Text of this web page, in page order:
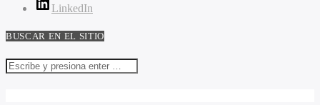
LinkedIn
BUSCAR EN EL SITIO